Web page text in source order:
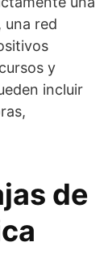
una red
y
incluir
de